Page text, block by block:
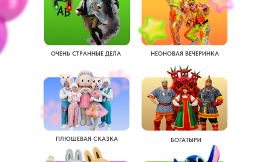
ОЧЕНЬ СТРАННЫЕ ДЕЛА НЕОНОВАЯ ВЕЧЕРИНКА
ПЛЮШЕВАЯ СКАЗКА БОГАТЫРИ